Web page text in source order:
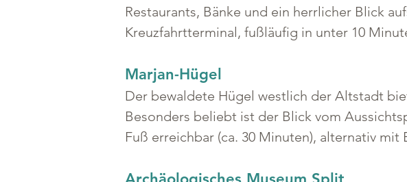
Restaurants, Bänke und ein herrlicher Blick
Kreuzfahrtterminal, fußläufig in unter 10
Marjan-Hügel
Der bewaldete Hügel westlich der Altstadt
Besonders beliebt ist der Blick vom
Fuß erreichbar (ca. 30 Minuten), alternativ